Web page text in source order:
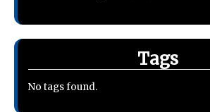
Tags
No tags found.